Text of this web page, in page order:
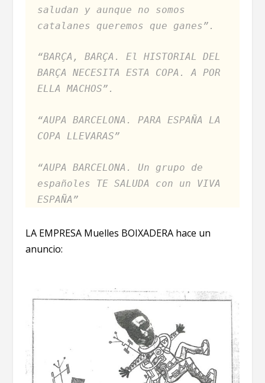
saludan y aunque no somos
catalanes queremos que ganes”.
“BARÇA, BARÇA. El HISTORIAL DEL
BARÇA NECESITA ESTA COPA. A POR
ELLA MACHOS”.
“AUPA BARCELONA. PARA ESPAÑA LA
COPA LLEVARAS”
“AUPA BARCELONA. Un grupo de
españoles TE SALUDA con un VIVA
ESPAÑA”
LA EMPRESA Muelles BOIXADERA hace un
anuncio: